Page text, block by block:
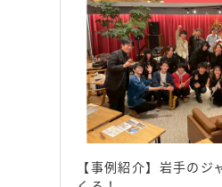
【事例紹介】岩手のジ